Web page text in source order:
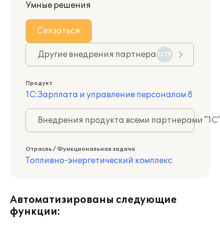
Умные решения
Связаться
Другие внедрения партнера 1275
Продукт
1С:Зарплата и управление персоналом 8
Внедрения продукта всеми партнерами
Отрасль / Функциональная задача
Топливно-энергетический комплекс
Автоматизированы следующие
функции: